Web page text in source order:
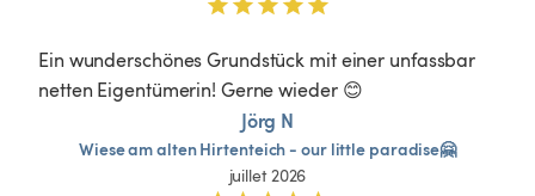
Ein wunderschönes Grundstück mit einer unfassbar
netten Eigentümerin! Gerne wieder 😊
Jörg N
WieseamaltenHirtenteich - our little paradise🤗
juillet 2026